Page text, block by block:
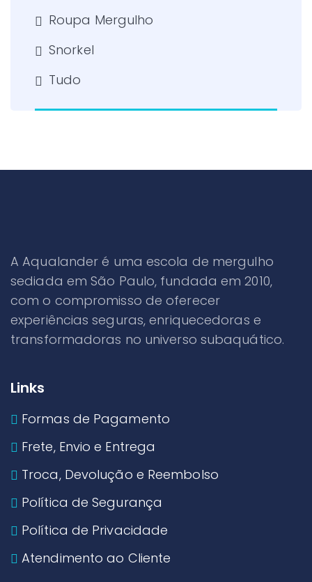
Roupa Mergulho
Snorkel
Tudo
A Aqualander é uma escola de mergulho
sediada em São Paulo, fundada em 2010,
com o compromisso de oferecer
experiências seguras, enriquecedoras e
transformadoras no universo subaquático.
Links
Formas de Pagamento
Frete, Envio e Entrega
Troca, Devolução e Reembolso
Política de Segurança
Política de Privacidade
Atendimento ao Cliente